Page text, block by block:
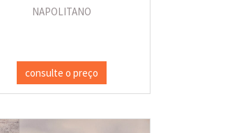
NAPOLITANO
consulte o preço